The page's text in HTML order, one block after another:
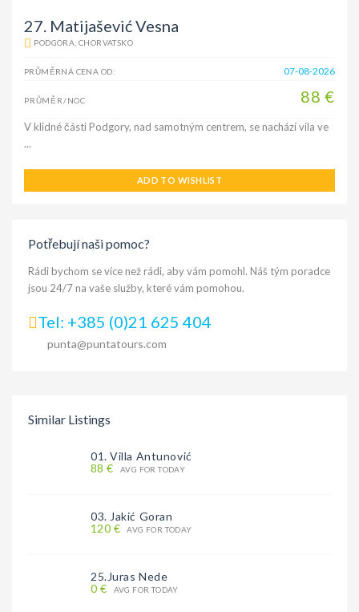
27. Matijašević Vesna
PODGORA, CHORVATSKO
PRŮMĚRNÁ CENA OD: 07-08-2026
PRŮMĚR/NOC 88 €
V klidné části Podgory, nad samotným centrem, se nachází vila ve
...
ADD TO WISHLIST
Potřebují naši pomoc?
Rádi bychom se více než rádi, aby vám pomohl. Náš tým poradce
jsou 24/7 na vaše služby, které vám pomohou.
Tel: +385 (0)21 625 404
punta@puntatours.com
Similar Listings
01. Villa Antunović
88 €
AVG FOR TODAY
03. Jakić Goran
120 €
AVG FOR TODAY
25.Juras Nede
0 €
AVG FOR TODAY